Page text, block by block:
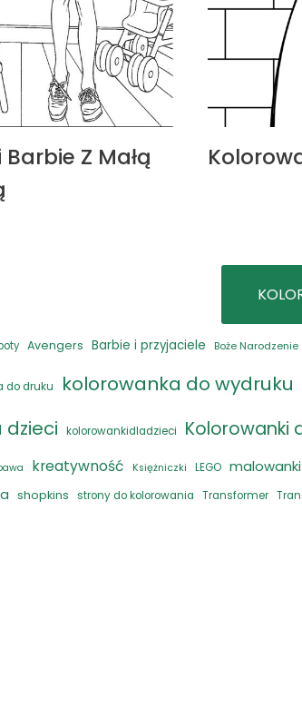
Z Małą
Avengers Barbie i przyjaciele Boże Narodzenie
do druku kolorowanka do wydruku
kolorowankidladzieci Kolorowanki
kreatywność Księżniczki LEGO malowanki
shopkins strony do kolorowania Transformer